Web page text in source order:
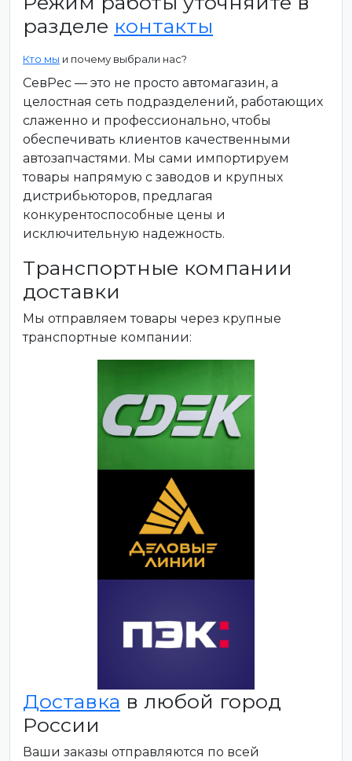
разделе контакты
Кто мы и почему выбрали нас?
СевРес — это не просто автомагазин, а
целостная сеть подразделений, работающих
слаженно и профессионально, чтобы
обеспечивать клиентов качественными
автозапчастями. Мы сами импортируем
товары напрямую с заводов и крупных
дистрибьюторов, предлагая
конкурентоспособные цены и
исключительную надежность.
Транспортные компании
доставки
Мы отправляем товары через крупные
транспортные компании:
Доставка в любой город
России
Ваши заказы отправляются по всей